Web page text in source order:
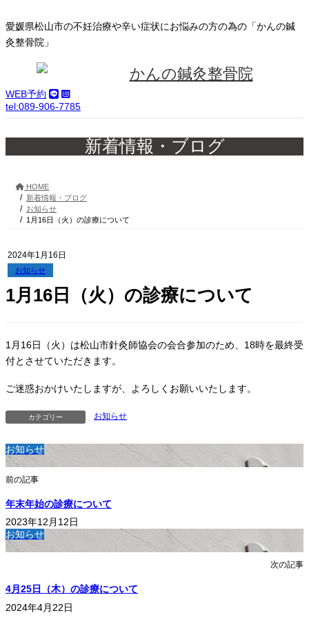
ン
テ
ン
キ
ッ
ビ
ゲ
ー
に
移
愛媛県松山市の不妊治療や辛い症状にお悩みの方の為の「かんの鍼
灸整骨院」
WEB予約
tel:089-906-7785
新着情報・ブログ
HOME
新着情報・ブログ
お知らせ
1月16日（火）の診療について
2024年1月16日
お知らせ
1月16日（火）の診療について
1月16日（火）は松山市針灸師協会の会合参加のため、18時を最終受
付とさせていただきます。
ご迷惑おかけいたしますが、よろしくお願いいたします。
カテゴリー お知らせ
お知らせ
前の記事
年末年始の診療について
2023年12月12日
お知らせ
次の記事
4月25日（木）の診療について
2024年4月22日